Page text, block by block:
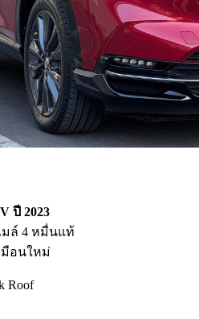
ปี 2023
มล์ 4 หมื่นแท้
มือนใหม่
Roof